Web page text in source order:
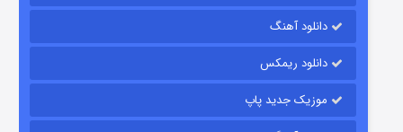
قسمت۱۵ (دوبله) منتشر شد
دانلود آهنگ
دانلود ریمکس
موزیک جدید پاپ